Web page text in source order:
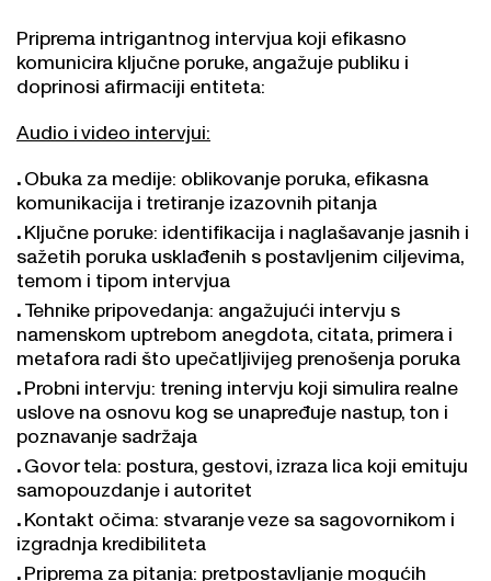
Priprema intrigantnog intervjua koji efikasno
komunicira ključne poruke, angažuje publiku i
doprinosi afirmaciji entiteta:
Audio i video intervjui:
Obuka za medije: oblikovanje poruka, efikasna
komunikacija i tretiranje izazovnih pitanja
Ključne poruke: identifikacija i naglašavanje jasnih i
sažetih poruka usklađenih s postavljenim ciljevima,
temom i tipom intervjua
Tehnike pripovedanja: angažujući intervju s
namenskom uptrebom anegdota, citata, primera i
metafora radi što upečatljivijeg prenošenja poruka
Probni intervju: trening intervju koji simulira realne
uslove na osnovu kog se unapređuje nastup, ton i
poznavanje sadržaja
Govor tela: postura, gestovi, izraza lica koji emituju
samopouzdanje i autoritet
Kontakt očima: stvaranje veze sa sagovornikom i
izgradnja kredibiliteta
Priprema za pitanja: pretpostavljanje mogućih